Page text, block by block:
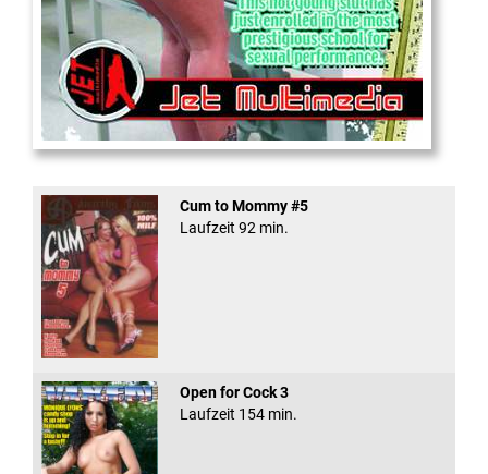
School Of Ass 03
Cum to Mommy #5
Laufzeit 92 min.
Open for Cock 3
Laufzeit 154 min.